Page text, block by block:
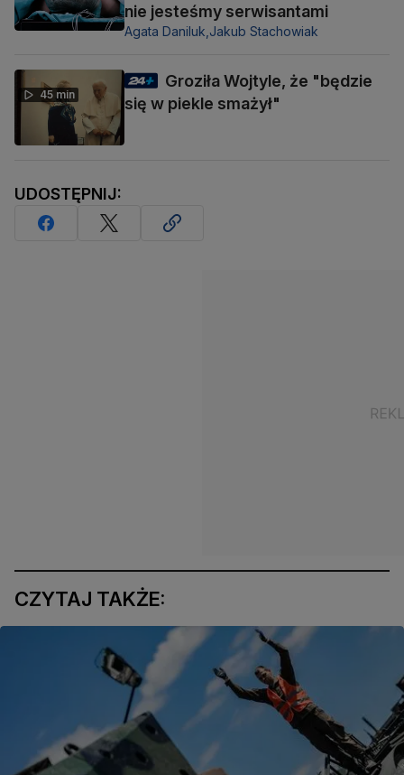
nie jesteśmy serwisantami
Agata Daniluk, Jakub Stachowiak
45 min
Groziła Wojtyle, że "będzie
się w piekle smażył"
UDOSTĘPNIJ:
CZYTAJ TAKŻE: